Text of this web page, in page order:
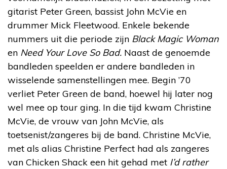
gitarist Peter Green, bassist John McVie en
drummer Mick Fleetwood. Enkele bekende
nummers uit die periode zijn Black Magic Woman
en Need Your Love So Bad. Naast de genoemde
bandleden speelden er andere bandleden in
wisselende samenstellingen mee. Begin ’70
verliet Peter Green de band, hoewel hij later nog
wel mee op tour ging. In die tijd kwam Christine
McVie, de vrouw van John McVie, als
toetsenist/zangeres bij de band. Christine McVie,
met als alias Christine Perfect had als zangeres
van Chicken Shack een hit gehad met I’d rather